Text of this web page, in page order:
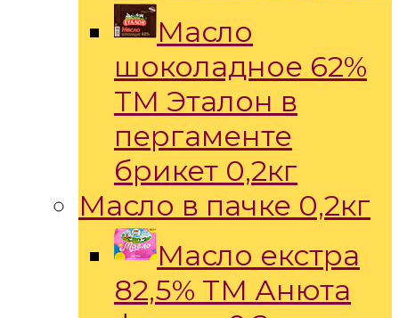
Масло
шоколадное 62%
ТМ Эталон в
пергаменте
брикет 0,2кг
Масло в пачке 0,2кг
Масло екстра
82,5% ТМ Анюта